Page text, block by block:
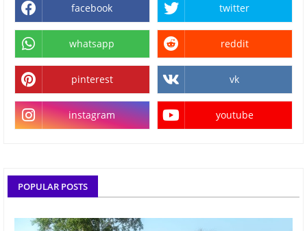
facebook twitter
whatsapp reddit
pinterest vk
instagram youtube
POPULAR POSTS